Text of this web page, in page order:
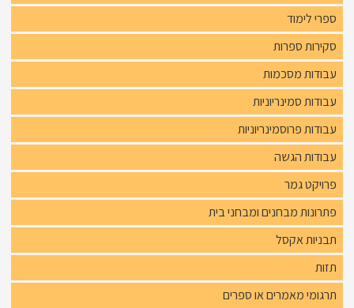
ספרי לימוד
סקירות ספרות
עבודות מסכמות
עבודות סמינריוניות
עבודות פרוסמינריוניות
עבודות הגשה
פרויקט גמר
פתרונות מבחנים ומבחני בית
תבניות אקסל
תזות
תרגומי מאמרים או ספרים